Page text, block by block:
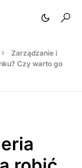
Zarządzanie i
Czy warto go